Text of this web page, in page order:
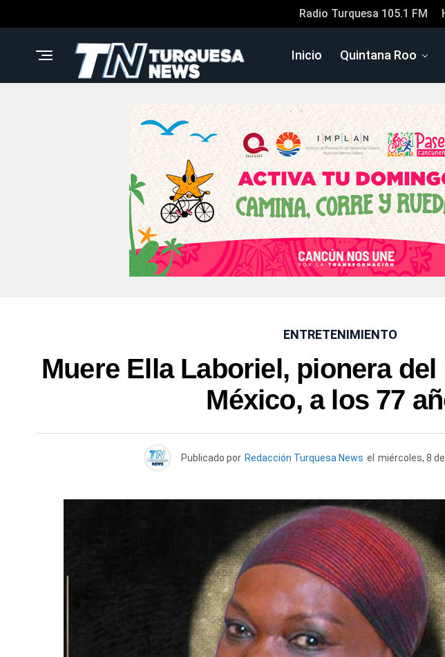
Radio Turquesa 105.1 FM
Inicio Quintana Roo
ENTRETENIMIENTO
Muere Ella Laboriel, pionera
México, a los 77
Publicado por Redacción Turquesa News el miércoles, 8